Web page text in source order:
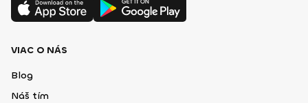
VIAC O NÁS
Blog
Náš tím